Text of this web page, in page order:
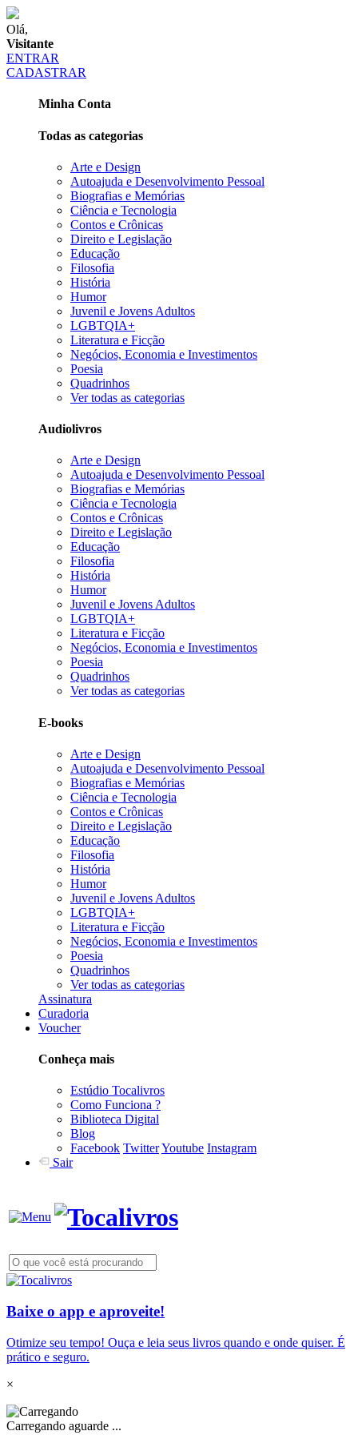
Olá,
Visitante
ENTRAR
CADASTRAR
Minha Conta
Todas as categorias
Arte e Design
Autoajuda e Desenvolvimento Pessoal
Biografias e Memórias
Ciência e Tecnologia
Contos e Crônicas
Direito e Legislação
Educação
Filosofia
História
Humor
Juvenil e Jovens Adultos
LGBTQIA+
Literatura e Ficção
Negócios, Economia e Investimentos
Poesia
Quadrinhos
Ver todas as categorias
Audiolivros
Arte e Design
Autoajuda e Desenvolvimento Pessoal
Biografias e Memórias
Ciência e Tecnologia
Contos e Crônicas
Direito e Legislação
Educação
Filosofia
História
Humor
Juvenil e Jovens Adultos
LGBTQIA+
Literatura e Ficção
Negócios, Economia e Investimentos
Poesia
Quadrinhos
Ver todas as categorias
E-books
Arte e Design
Autoajuda e Desenvolvimento Pessoal
Biografias e Memórias
Ciência e Tecnologia
Contos e Crônicas
Direito e Legislação
Educação
Filosofia
História
Humor
Juvenil e Jovens Adultos
LGBTQIA+
Literatura e Ficção
Negócios, Economia e Investimentos
Poesia
Quadrinhos
Ver todas as categorias
Assinatura
Curadoria
Voucher
Conheça mais
Estúdio Tocalivros
Como Funciona ?
Biblioteca Digital
Blog
Facebook TwitterYoutube Instagram
Sair
Baixe o app e aproveite!
Otimize seu tempo! Ouça e leia seus livros quando e onde quiser. É
prático e seguro.
×
Carregando aguarde ...